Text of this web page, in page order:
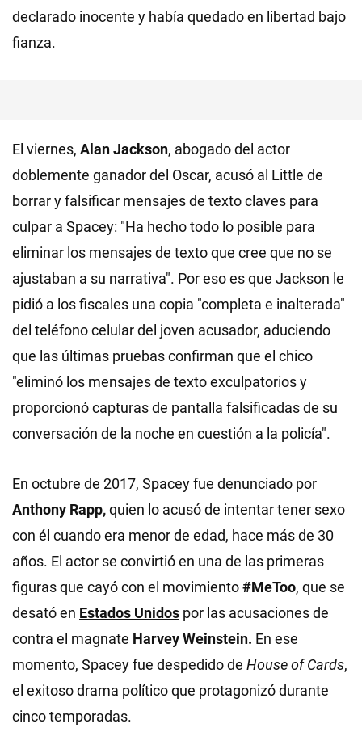
declarado inocente y había quedado en libertad bajo
fianza.
El viernes, Alan Jackson, abogado del actor
doblemente ganador del Oscar, acusó al Little de
borrar y falsificar mensajes de texto claves para
culpar a Spacey: "Ha hecho todo lo posible para
eliminar los mensajes de texto que cree que no se
ajustaban a su narrativa". Por eso es que Jackson le
pidió a los fiscales una copia "completa e inalterada"
del teléfono celular del joven acusador, aduciendo
que las últimas pruebas confirman que el chico
"eliminó los mensajes de texto exculpatorios y
proporcionó capturas de pantalla falsificadas de su
conversación de la noche en cuestión a la policía".
En octubre de 2017, Spacey fue denunciado por
Anthony Rapp,quien lo acusó de intentar tener sexo
con él cuando era menor de edad, hace más de 30
años. El actor se convirtió en una de las primeras
figuras que cayó con el movimiento#MeToo, que se
desató en Estados Unidos por las acusaciones de
contra el magnate Harvey Weinstein. En ese
momento, Spacey fue despedido de House of Cards,
el exitoso drama político que protagonizó durante
cinco temporadas.